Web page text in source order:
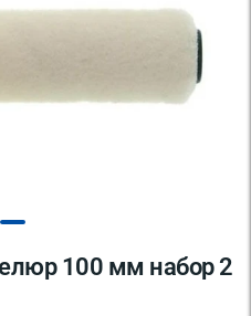
100 мм набор 2